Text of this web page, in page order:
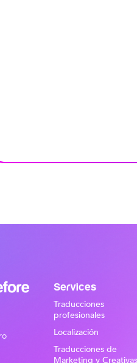
Services
Traducciones
profesionales
Localización
Traducciones de
Marketing y Creativas